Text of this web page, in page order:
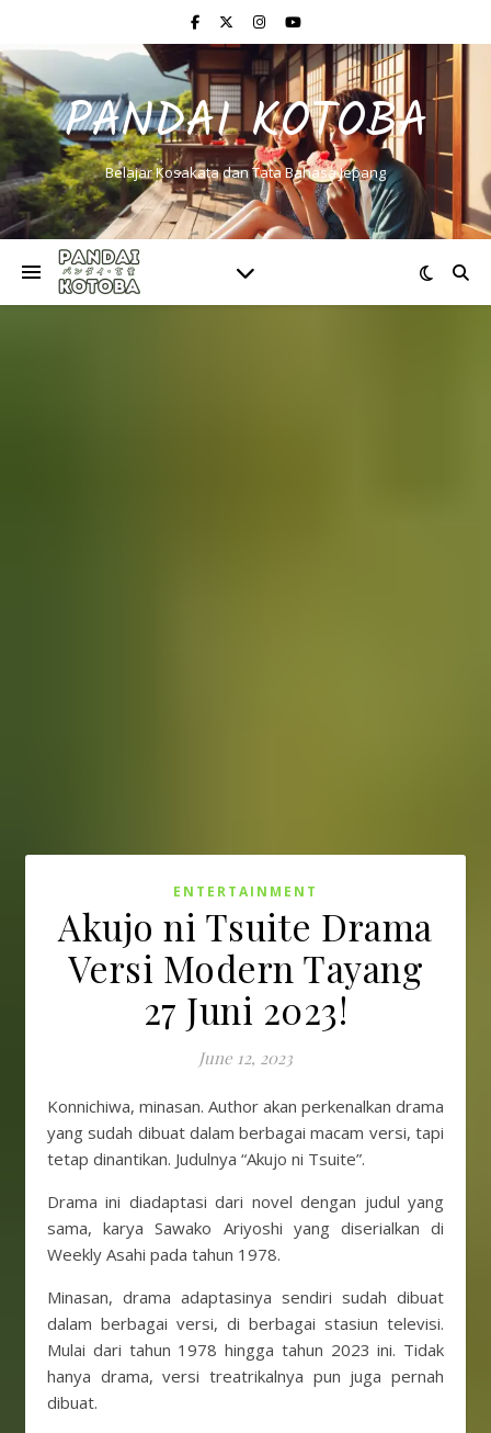
PANDAI KOTOBA
Belajar Kosakata dan Tata Bahasa Jepang
ENTERTAINMENT
Akujo ni Tsuite Drama
Versi Modern Tayang
27 Juni 2023!
June 12, 2023
Konnichiwa, minasan. Author akan perkenalkan drama
yang sudah dibuat dalam berbagai macam versi, tapi
tetap dinantikan. Judulnya “Akujo ni Tsuite”.
Drama ini diadaptasi dari novel dengan judul yang
sama, karya Sawako Ariyoshi yang diserialkan di
Weekly Asahi pada tahun 1978.
Minasan, drama adaptasinya sendiri sudah dibuat
dalam berbagai versi, di berbagai stasiun televisi.
Mulai dari tahun 1978 hingga tahun 2023 ini. Tidak
hanya drama, versi treatrikalnya pun juga pernah
dibuat.